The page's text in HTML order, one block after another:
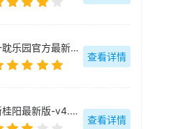
一耽乐园官方最新版-v2.1.0
查看详情
新桂阳最新版-v4.4.0
查看详情